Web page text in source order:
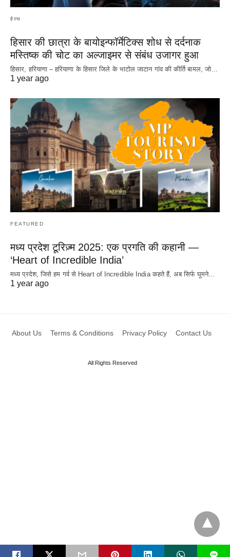
हेल्थ
हिसार की छात्रा के बायोइन्फॉर्मेटिक्स शोध से दर्दनाक
मस्तिष्क की चोट का अल्जाइमर से संबंध उजागर हुआ
हिसार, हरियाणा – हरियाणा के हिसार जिले के भाटोल जाटान गांव की कीर्ति बामल, जो…
1 year ago
FEATURED
मध्य प्रदेश टूरिज़्म 2025: एक प्रगति की कहानी —
‘Heart of Incredible India’
मध्य प्रदेश, जिसे हम गर्व से Heart of Incredible India कहते हैं, अब सिर्फ घूमने…
1 year ago
About Us Terms & Conditions Privacy Policy Contact Us
All Rights Reserved
L